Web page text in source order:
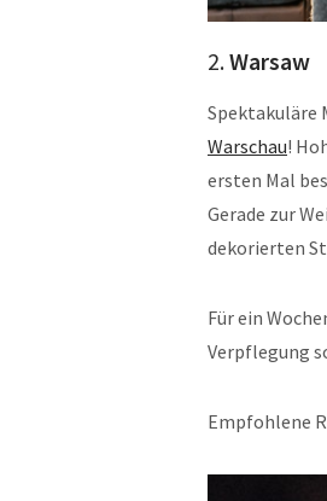
2.Warsaw
Spektakuläre
Warschau!
ersten Mal
Gerade zur
dekorierten
Für ein
Verpflegung
Empfohlene